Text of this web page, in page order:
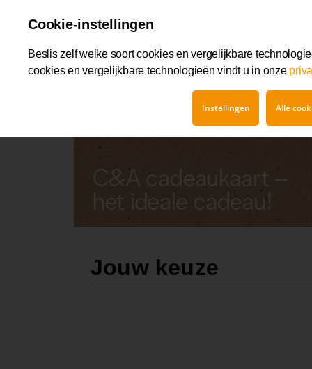
Cookie-instellingen
Beslis zelf welke soort cookies en vergelijkbare
cookies en vergelijkbare technologieën vindt u in onze
Instellingen Alle
Jouw keuze
Jouw keuze